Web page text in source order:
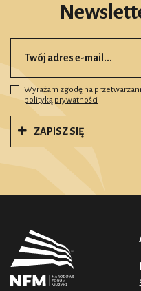
Wyrażam zgodę na
polityką prywatności
ZAPISZ SIĘ